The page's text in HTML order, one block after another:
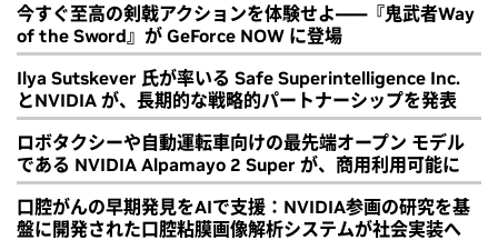
今すぐ至高の剣戟アクションを体験せよ――『鬼武者Way
of the Sword』が GeForce NOW に登場
Ilya Sutskever 氏が率いる Safe Superintelligence Inc.
とNVIDIA が、長期的な戦略的パートナーシップを発表
ロボタクシーや自動運転車向けの最先端オープン モデル
である NVIDIA Alpamayo 2 Super が、商用利用可能に
口腔がんの早期発見をAIで支援：NVIDIA参画の研究を基
盤に開発された口腔粘膜画像解析システムが社会実装へ